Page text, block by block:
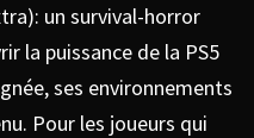
un survival-horror
la puissance de la PS5
ses environnements
Pour les joueurs qui